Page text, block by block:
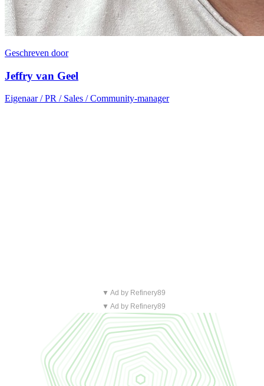
Geschreven door
Jeffry van Geel
Eigenaar / PR / Sales / Community-manager
▼ Ad by Refinery89
▼ Ad by Refinery89